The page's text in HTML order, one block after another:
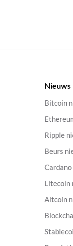
Nieuws
Bitcoin
Ripple
Beurs
Cardano
Litecoin
Altcoin